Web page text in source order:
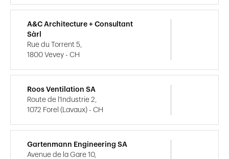
A&C Architecture + Consultant
Sàrl
Rue du Torrent 5,
1800 Vevey - CH
Roos Ventilation SA
Route de l'Industrie 2,
1072 Forel (Lavaux) - CH
Gartenmann Engineering SA
Avenue de la Gare 10,